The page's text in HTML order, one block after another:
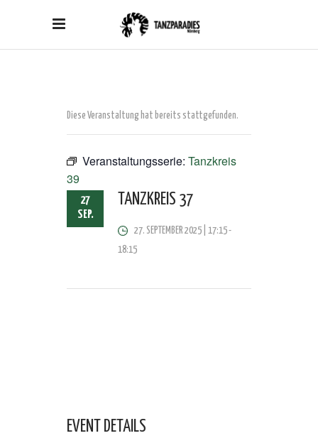
Diese Veranstaltung hat bereits stattgefunden.
Veranstaltungsserie: Tanzkreis
39
27
SEP.
TANZKREIS 37
27. SEPTEMBER 2025 | 17:15-
18:15
EVENT DETAILS